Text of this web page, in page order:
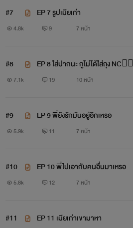
#7 EP 7 รูปเมียเก่า
4.8k 9 7 หน้า
#8 EP 8 ใส่ปากนะ กูไม่ได้ใส่ถุง NC❤️‍🔥
7.1k 19 10 หน้า
#9 EP 9 พี่ยังรักมันอยู่อีกเหรอ
5.9k 11 7 หน้า
#10 EP 10 พี่ไปเอากับคนอื่นมาเหรอ
5.8k 12 7 หน้า
#11 EP 11 เมียเก่าเขามาหา